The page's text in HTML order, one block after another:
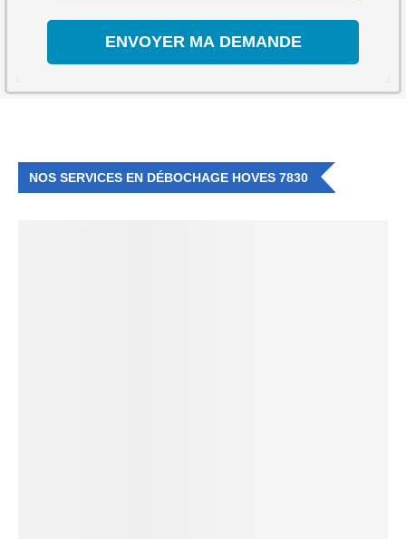
NOS SERVICES EN DÉBOCHAGE HOVES 7830